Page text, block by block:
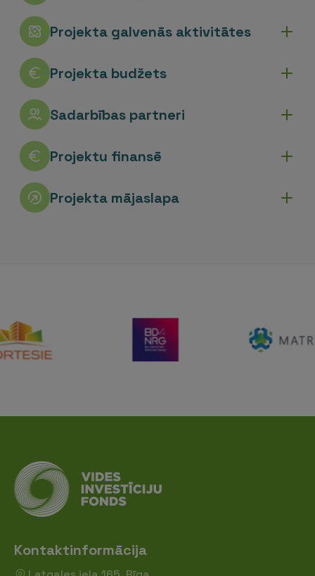
Projekta galvenās aktivitātes
Projekta budžets
Sadarbības partneri
Projektu finansē
Projekta mājaslapa
Kontaktinformācija